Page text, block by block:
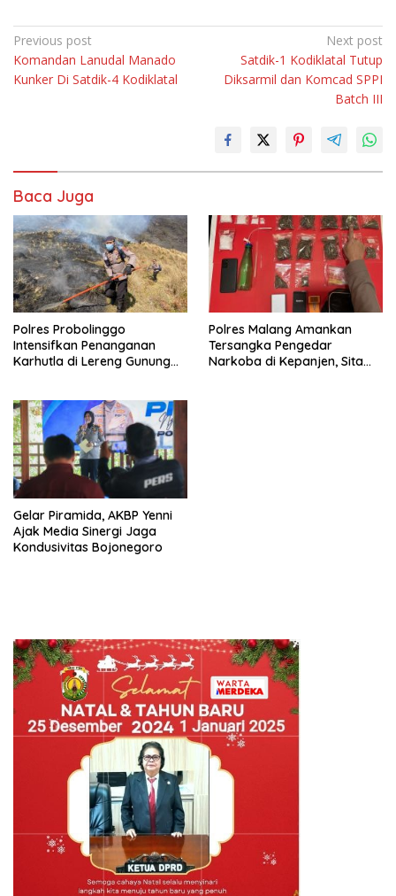
Navigasi
pos
Previous post
Komandan Lanudal Manado
Kunker Di Satdik-4 Kodiklatal
Next post
Satdik-1 Kodiklatal Tutup
Diksarmil dan Komcad SPPI
Batch III
Baca Juga
Polres Probolinggo
Intensifkan Penanganan
Karhutla di Lereng Gunung
Polres Malang Amankan
Tersangka Pengedar
Narkoba di Kepanjen, Sita
Gelar Piramida, AKBP Yenni
Ajak Media Sinergi Jaga
Kondusivitas Bojonegoro